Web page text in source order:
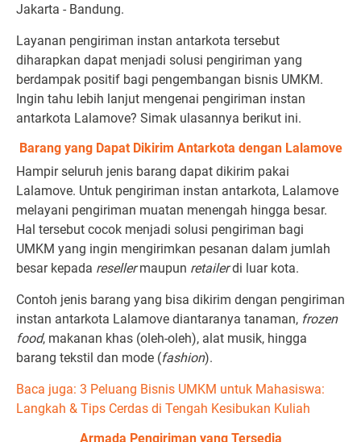
Jakarta - Bandung.
Layanan pengiriman instan antarkota tersebut
diharapkan dapat menjadi solusi pengiriman yang
berdampak positif bagi pengembangan bisnis UMKM.
Ingin tahu lebih lanjut mengenai pengiriman instan
antarkota Lalamove? Simak ulasannya berikut ini.
Barang yang Dapat Dikirim Antarkota dengan Lalamove
Hampir seluruh jenis barang dapat dikirim pakai
Lalamove. Untuk pengiriman instan antarkota, Lalamove
melayani pengiriman muatan menengah hingga besar.
Hal tersebut cocok menjadi solusi pengiriman bagi
UMKM yang ingin mengirimkan pesanan dalam jumlah
besar kepada resellermaupun retailerdi luar kota.
Contoh jenis barang yang bisa dikirim dengan pengiriman
instan antarkota Lalamove diantaranya tanaman, frozen
food, makanan khas (oleh-oleh), alat musik, hingga
barang tekstil dan mode (fashion).
Baca juga: 3 Peluang Bisnis UMKM untuk Mahasiswa:
Langkah & Tips Cerdas di Tengah Kesibukan Kuliah
Armada Pengiriman yang Tersedia